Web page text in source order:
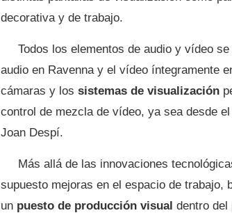
decorativa y de trabajo.
Todos los elementos de audio y vídeo
audio en Ravenna y el vídeo íntegramente
cámaras y los sistemas de visualización
control de mezcla de vídeo, ya sea desde
Joan Despí.
Más allá de las innovaciones
supuesto mejoras en el espacio de trabajo,
un puesto de producción visual dentro del